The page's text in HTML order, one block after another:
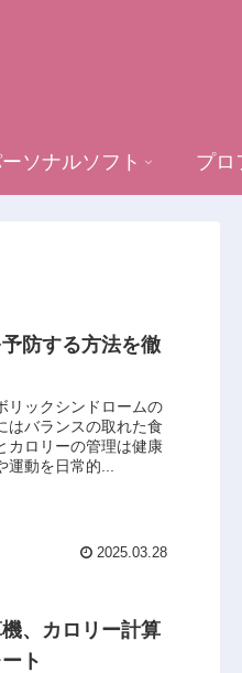
ソナルソフト プロ
防する方法を徹
リックシンドロームの
はバランスの取れた食
カロリーの管理は健康
動を日常的...
2025.03.28
、カロリー計算
ト